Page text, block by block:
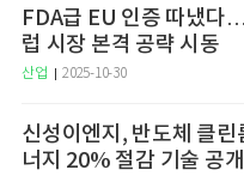
FDA급 EU 인증 따냈다
럽 시장 본격 공략 시동
산업 2025-10-30
신성이엔지, 반도체 클
너지 20% 절감 기술 공개